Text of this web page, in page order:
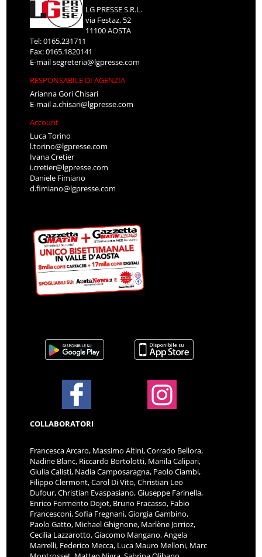
LG PRESSE S.R.L.
via Festaz, 52
11100 AOSTA
Tel: 0165.231711
Fax: 0165.1820141
E-mailsegreteria@lgpresse.com
RESPONSABILE DI AGENZIA
Arianna Gori Chisari
E-maila.chisari@lgpresse.com
Account
Luca Torino
l.torino@lgpresse.com
Ivana Cretier
i.cretier@lgpresse.com
Daniele Fimiano
d.fimiano@lgpresse.com
COLLABORATORI
Francesca Arcaro, Massimo Altini, Corrado Bellora,
Nadine Blanc, Riccardo Bortolotti, Manila Calipari,
Giulia Calisti, Nadia Camposaragna, Paolo Ciambi,
Filippo Clermont, Carol Di Vito, Christian Leo
Dufour, Christian Evaspasiano, Giuseppe Farinella,
Enrico Formento Dojot, Bruno Fracasso, Fabio
Francesconi, Sofia Fregnani, Giorgia Gambino,
Paolo Gatto, Michael Ghignone, Marlène Jorrioz,
Cecilia Lazzarotto, Giacomo Mangano, Angela
Marrelli, Federico Mecca, Luca Mauro Melloni, Marc